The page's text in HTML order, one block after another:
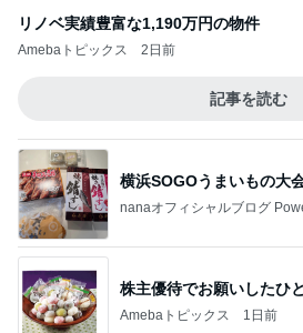
リノベ実績豊富な1,190万円の物件
Amebaトピックス 2日前
記事を読む
横浜SOGOうまいもの大
nanaオフィシャルブログ
株主優待でお願いしたひ
Amebaトピックス 1日前